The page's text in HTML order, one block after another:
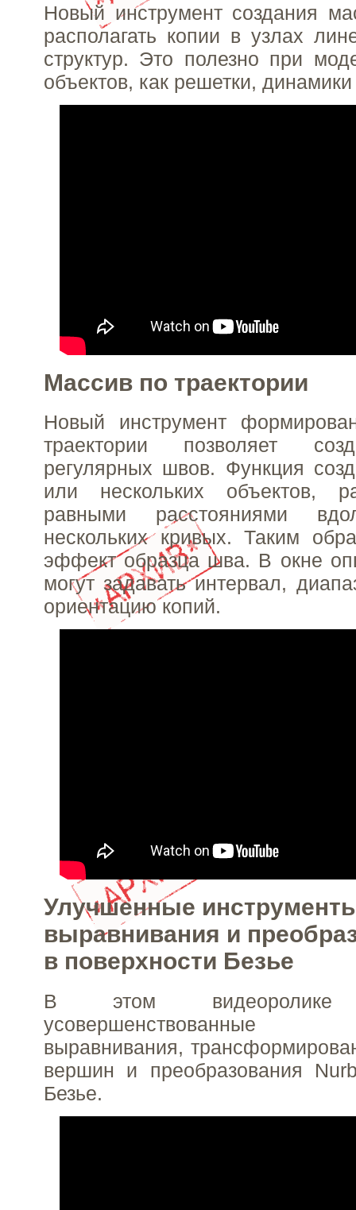
Новый инструмент создания
располагать копии в узлах
структур. Это полезно при
объектов, как решетки,
Массив по траектории
Новый инструмент
траектории позволяет
регулярных швов. Функция
или нескольких объектов,
равными расстояниями
нескольких кривых. Таким
эффект образца шва. В окне
могут задавать интервал,
ориентацию копий.
Улучшенные
выравнивания и
в поверхности Безье
В этом видеоролике
усовершенствованные
выравнивания,
вершин и преобразования
Безье.